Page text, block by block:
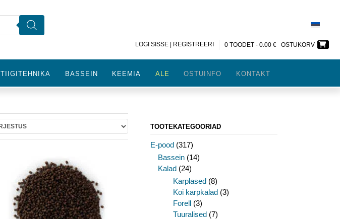
LOGI SISSE | REGISTREERI 0 TOODET - 0.00 € OSTUKORV
TIIGITEHNIKA BASSEIN KEEMIA ALE OSTUINFO KONTAKT
TOOTEKATEGOORIAD
E-pood (317)
Bassein (14)
Kalad (24)
Karplased (8)
Koi karpkalad (3)
Forell (3)
Tuuralised (7)